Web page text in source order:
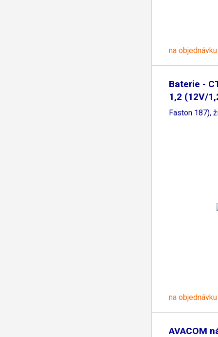
na objednávku
Baterie -
1,2 (12V/
Faston 187),
na objednávku
AVACOM